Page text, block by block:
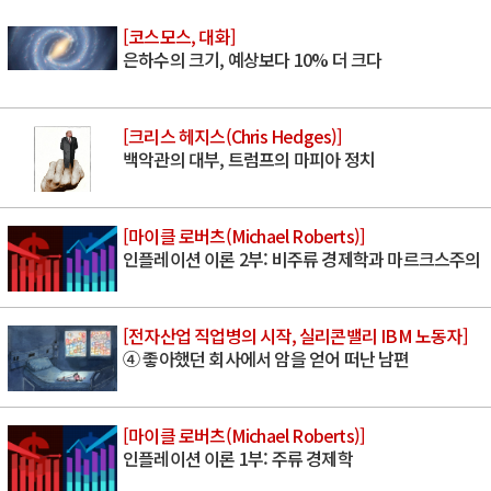
[코스모스, 대화]
은하수의 크기, 예상보다 10% 더 크다
[크리스 헤지스(Chris Hedges)]
백악관의 대부, 트럼프의 마피아 정치
[마이클 로버츠(Michael Roberts)]
인플레이션 이론 2부: 비주류 경제학과 마르크스주의
[전자산업 직업병의 시작, 실리콘밸리 IBM 노동자]
④ 좋아했던 회사에서 암을 얻어 떠난 남편
[마이클 로버츠(Michael Roberts)]
인플레이션 이론 1부: 주류 경제학